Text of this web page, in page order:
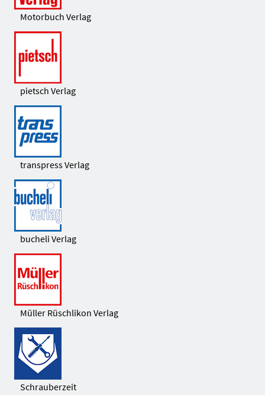
Motorbuch Verlag
pietsch Verlag
transpress Verlag
bucheli Verlag
Müller Rüschlikon Verlag
Schrauberzeit